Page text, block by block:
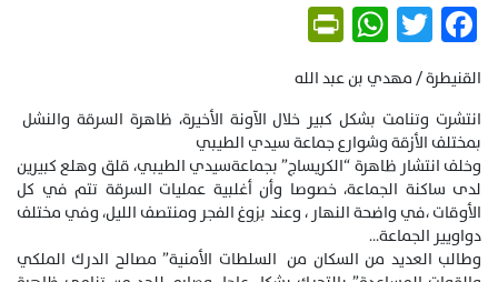
Facebook
Twitter
WhatsApp
القنيطرة / مهدي بن عبد الله
انتشرت وتنامت بشكل كبير خلال الآونة الأخيرة، ظاهرة السرقة والنشل
بمختلف الأزقة وشوارع جماعة سيدي الطيبي
وخلف انتشار ظاهرة “الكريساج” بجماعةسيدي الطيبي، قلق وهلع كبيرين
لدى ساكنة الجماعة، خصوصا وأن أغلبية عمليات السرقة تتم في كل
الأوقات ،في واضحة النهار ، وعند بزوغ الفجر ومنتصف الليل، وفي مختلف
دواويير الجماعة…
وطالب العديد من السكان من السلطات الأمنية” مصالح الدرك الملكي